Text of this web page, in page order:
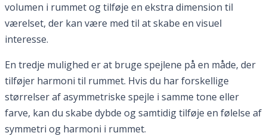
volumen i rummet og tilføje en ekstra dimension til
værelset, der kan være med til at skabe en visuel
interesse.
En tredje mulighed er at bruge spejlene på en måde, der
tilføjer harmoni til rummet. Hvis du har forskellige
størrelser af asymmetriske spejle i samme tone eller
farve, kan du skabe dybde og samtidig tilføje en følelse af
symmetri og harmoni i rummet.